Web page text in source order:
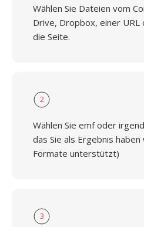
Wählen Sie Dateien vom
Drive, Dropbox, einer URL
die Seite.
2
Wählen Sie emf oder
das Sie als Ergebnis
Formate unterstützt)
3